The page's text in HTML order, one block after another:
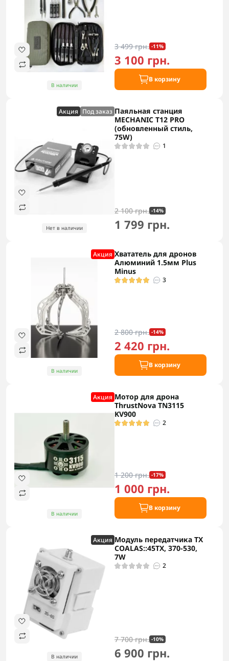
В наличии
3 499 грн. -11%
3 100 грн.
В корзину
Акция Под заказ
Нет в наличии
Паяльная станция
MECHANIC T12 PRO
(обновленный стиль,
75W)
1
2 100 грн. -14%
1 799 грн.
Акция
В наличии
Хвататель для дронов
Алюминий 1.5мм Plus
Minus
3
2 800 грн. -14%
2 420 грн.
В корзину
Акция
В наличии
Мотор для дрона
ThrustNova TN3115
KV900
2
1 200 грн. -17%
1 000 грн.
В корзину
Акция
В наличии
Модуль передатчика TX
COALAS::45TX, 370-530,
7W
2
7 700 грн. -10%
6 900 грн.